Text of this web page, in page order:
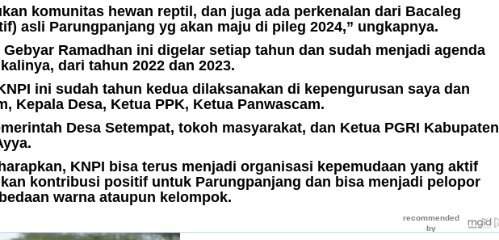
komunitas hewan reptil, dan juga ada perkenalan dari Bacaleg
asli Parungpanjang yg akan maju di pileg 2024,” ungkapnya.
Ramadhan ini digelar setiap tahun dan sudah menjadi agenda
dari tahun 2022 dan 2023.
ini sudah tahun kedua dilaksanakan di kepengurusan saya dan
Kepala Desa, Ketua PPK, Ketua Panwascam.
Desa Setempat, tokoh masyarakat, dan Ketua PGRI Kabupaten
KNPI bisa terus menjadi organisasi kepemudaan yang aktif
kontribusi positif untuk Parungpanjang dan bisa menjadi pelopor
warna ataupun kelompok.